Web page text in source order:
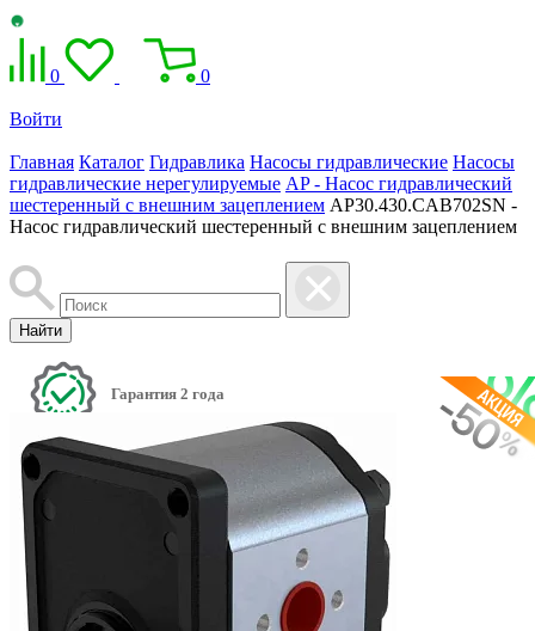
0 0
Войти
Главная Каталог Гидравлика Насосы гидравлические Насосы
гидравлические нерегулируемые AP - Насос гидравлический
шестеренный с внешним зацеплением AP30.430.CAB702SN -
Насос гидравлический шестеренный с внешним зацеплением
Найти
Гарантия 2 года